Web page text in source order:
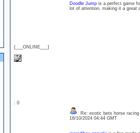
{___ONLINE___}
Doodle Jumpis a perfect game
lot of attention, making it a great
: 0
Re: exotic bets horse racing
16/10/2024 04:44 GMT